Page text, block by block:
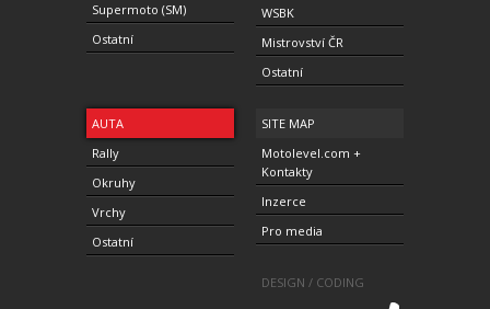
Supermoto (SM)
Ostatní
WSBK
Mistrovství ČR
Ostatní
AUTA
Rally
Okruhy
Vrchy
Ostatní
SITE MAP
Motolevel.com +
Kontakty
Inzerce
Pro media
DESIGN / CODING